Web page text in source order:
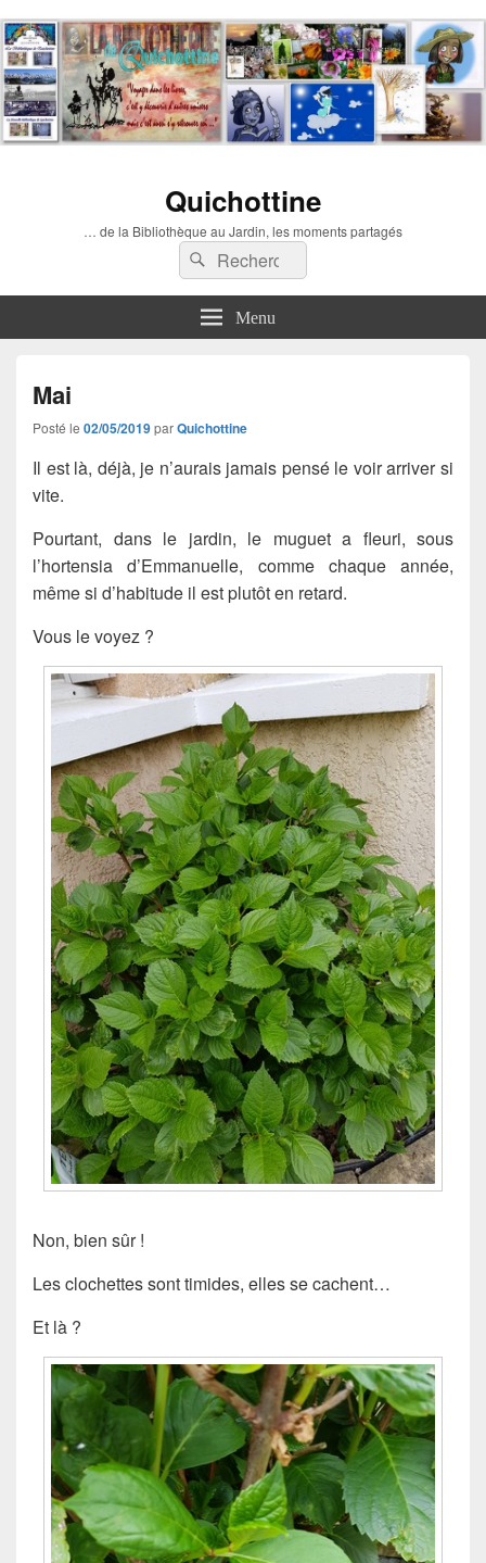
Quichottine
… de la Bibliothèque au Jardin, les moments partagés
Recherche :
Rechercher
Menu
Mai
Posté le 02/05/2019parQuichottine
Il est là, déjà, je n’aurais jamais pensé le voir arriver si
vite.
Pourtant, dans le jardin, le muguet a fleuri, sous
l’hortensia d’Emmanuelle, comme chaque année,
même si d’habitude il est plutôt en retard.
Vous le voyez ?
Non, bien sûr !
Les clochettes sont timides, elles se cachent…
Et là ?